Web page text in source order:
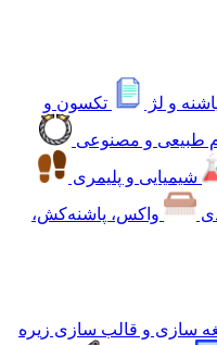
و لژ
تکسون و
طبیعی و مصنوعی
شیمیایی و پلیمری
واکس، پاشنه‌کش،
سازی و قالب سازی زیره